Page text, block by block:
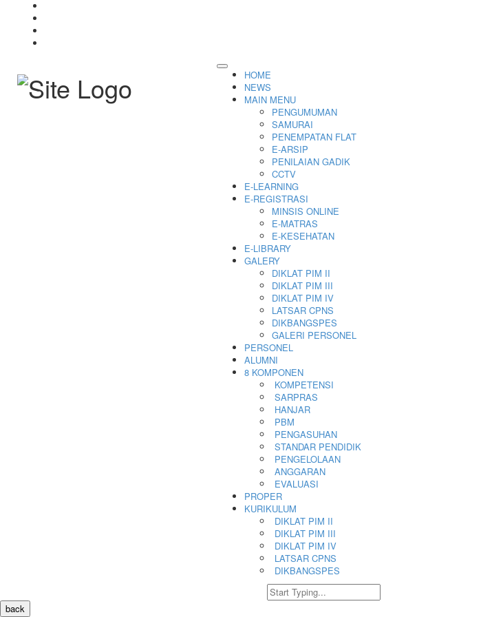
HOME
NEWS
MAIN MENU
PENGUMUMAN
SAMURAI
PENEMPATAN FLAT
E-ARSIP
PENILAIAN GADIK
CCTV
E-LEARNING
E-REGISTRASI
MINSIS ONLINE
E-MATRAS
E-KESEHATAN
E-LIBRARY
GALERY
DIKLAT PIM II
DIKLAT PIM III
DIKLAT PIM IV
LATSAR CPNS
DIKBANGSPES
GALERI PERSONEL
PERSONEL
ALUMNI
8 KOMPONEN
KOMPETENSI
SARPRAS
HANJAR
PBM
PENGASUHAN
STANDAR PENDIDIK
PENGELOLAAN
ANGGARAN
EVALUASI
PROPER
KURIKULUM
DIKLAT PIM II
DIKLAT PIM III
DIKLAT PIM IV
LATSAR CPNS
DIKBANGSPES
back